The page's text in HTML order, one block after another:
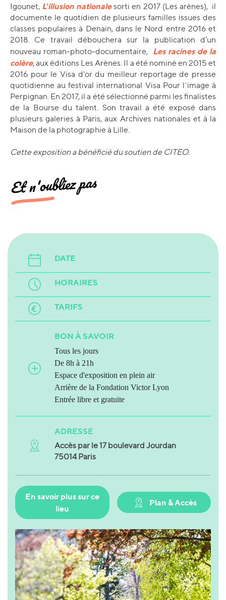
Igounet, L'illusion nationale sorti en 2017 (Les arènes), il
documente le quotidien de plusieurs familles issues des
classes populaires à Denain, dans le Nord entre 2016 et
2018. Ce travail débouchera sur la publication d’un
nouveau roman-photo-documentaire, Les racines de la
colère, aux éditions Les Arènes. Il a été nominé en 2015 et
2016 pour le Visa d'or du meilleur reportage de presse
quotidienne au festival international Visa Pour l'image à
Perpignan. En 2017, il a été sélectionné parmi les finalistes
de la Bourse du talent. Son travail a été exposé dans
plusieurs galeries à Paris, aux Archives nationales et à la
Maison de la photographie à Lille.
Cette exposition a bénéficié du soutien de CITEO.
Et n'oubliez pas
DATE
HORAIRES
TARIFS
BON À SAVOIR
Tous les jours
De 8h à 21h
Espace d'exposition en plein air
Arrière de la Fondation Victor Lyon
Entrée libre et gratuite
ADRESSE
Accès par le 17 boulevard Jourdan
75014 Paris
En savoir plus sur ce
lieu
Plan & Accès